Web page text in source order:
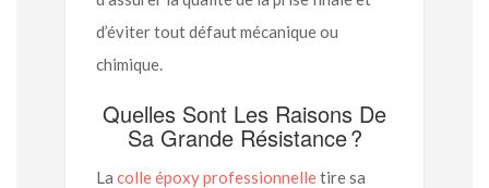
d’éviter tout défaut mécanique ou
chimique.
Quelles Sont Les Raisons De
Sa Grande Résistance ?
La colle époxy professionnelletire sa